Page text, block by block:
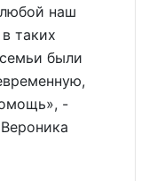
наш
таких
были
-